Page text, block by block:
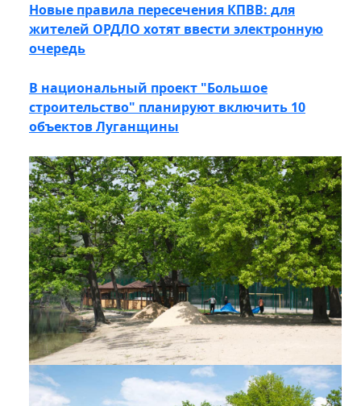
Новые правила пересечения КПВВ: для
жителей ОРДЛО хотят ввести электронную
очередь
В национальный проект "Большое
строительство" планируют включить 10
объектов Луганщины